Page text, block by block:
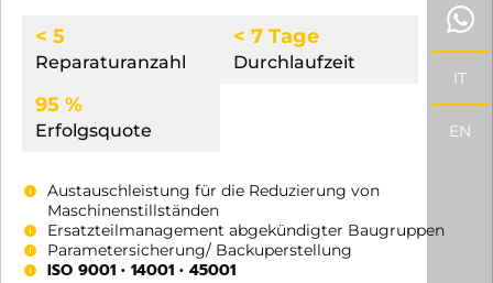
IT
EN
< 5
Reparaturanzahl
< 7 Tage
Durchlaufzeit
95 %
Erfolgsquote
Austauschleistung für die Reduzierung von
Maschinenstillständen
Ersatzteilmanagement abgekündigter Baugruppen
Parametersicherung/ Backuperstellung
ISO 9001 • 14001 • 45001